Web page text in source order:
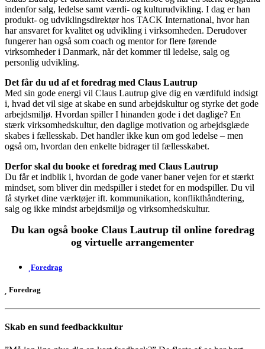
indenfor salg, ledelse samt værdi- og kulturudvikling. I dag er han
produkt- og udviklingsdirektør hos TACK International, hvor han
har ansvaret for kvalitet og udvikling i virksomheden. Derudover
fungerer han også som coach og mentor for flere førende
virksomheder i Danmark, når det kommer til ledelse, salg og
personlig udvikling.
Det får du ud af et foredrag med Claus Lautrup
Med sin gode energi vil Claus Lautrup give dig en værdifuld indsigt
i, hvad det vil sige at skabe en sund arbejdskultur og styrke det gode
arbejdsmiljø. Hvordan spiller I hinanden gode i det daglige? En
stærk virksomhedskultur, den daglige motivation og arbejdsglæde
skabes i fællesskab. Det handler ikke kun om god ledelse – men
også om, hvordan den enkelte bidrager til fællesskabet.
Derfor skal du booke et foredrag med Claus Lautrup
Du får et indblik i, hvordan de gode vaner baner vejen for et stærkt
mindset, som bliver din medspiller i stedet for en modspiller. Du vil
få styrket dine værktøjer ift. kommunikation, konflikthåndtering,
salg og ikke mindst arbejdsmiljø og virksomhedskultur.
Du kan også booke Claus Lautrup til online foredrag
og virtuelle arrangementer
Foredrag
Foredrag
Skab en sund feedbackkultur